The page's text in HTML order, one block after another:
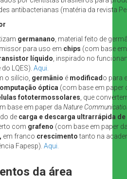
antibacterianas (matéria da revista
germanano , material feito de
para uso em chips (com base
líquido , inspirado no
LQES). Aqui.
o silício, germânio é modificad o para
óptica (com base em paper
fototermossolares , que
base em paper da Nature
de carga e descarga ultrarrápida
com grafeno (com base em paper
em franco crescimentotanto na
Fapesp). Aqui.
da área